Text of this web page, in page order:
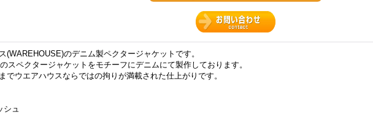
(WAREHOUSE)のデニム製ペクタージャケットです。
スペクタージャケットをモチーフにデニムにて製作しております。
でウエアハウスならではの拘りが満載された仕上がりです。
シュ